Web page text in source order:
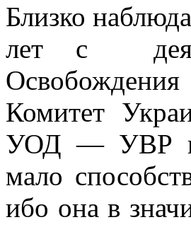
Близко
лет с
Комитет
УОД — УВР
мало
ибо она в